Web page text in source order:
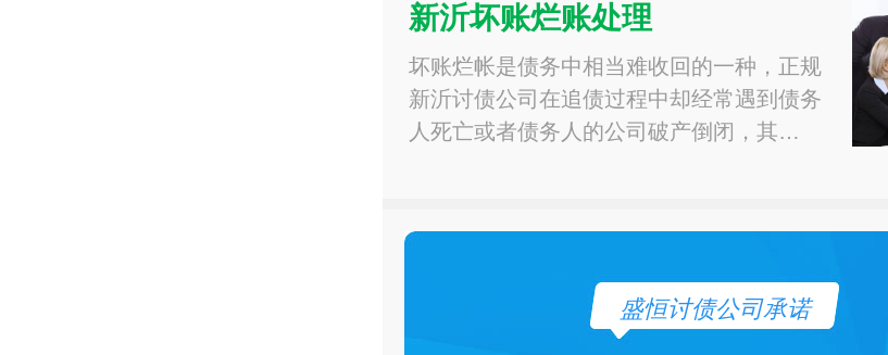
新沂坏账烂账处理
坏账烂帐是债务中相当难收回的一种，正规
新沂讨债公司在追债过程中却经常遇到债务
人死亡或者债务人的公司破产倒闭，其…
盛恒讨债公司承诺